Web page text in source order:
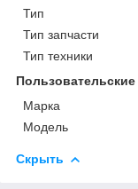
Тип
Тип запчасти
Тип техники
Пользовательские
Марка
Модель
Скрыть